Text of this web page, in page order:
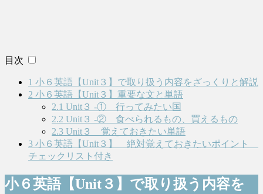
目次
1 小６英語【Unit３】で取り扱う内容をざっくりと解説
2 小６英語【Unit３】重要な文と単語
2.1 Unit３ ‐① 行ってみたい国
2.2 Unit３ ‐② 食べられるもの、買えるもの
2.3 Unit３ 覚えておきたい単語
3 小６英語【Unit３】 絶対覚えておきたいポイント
チェックリスト付き
小６英語【Unit３】で取り扱う内容を